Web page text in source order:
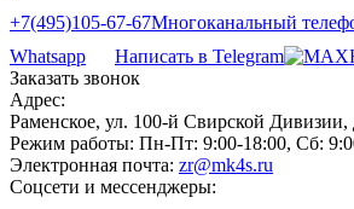
+7(495)105-67-67Многоканальный
Whatsapp
Написать в Telegram
Заказать звонок
Адрес:
Раменское, ул. 100-й Свирской Дивизии,
Режим работы: Пн-Пт: 9:00-18:00, Сб:
Электронная почта: zr@mk4s.ru
Соцсети и мессенджеры: